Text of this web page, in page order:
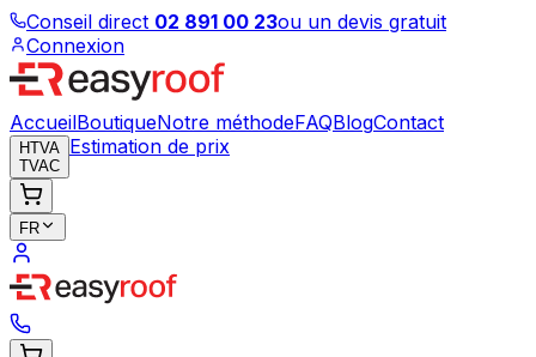
Conseil direct 02 891 00 23ou un devis gratuit
Connexion
AccueilBoutiqueNotre méthodeFAQBlogContact
HTVA
TVAC
Estimation de prix
FR